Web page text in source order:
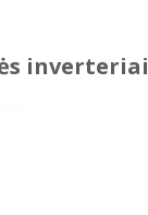
inverteriai